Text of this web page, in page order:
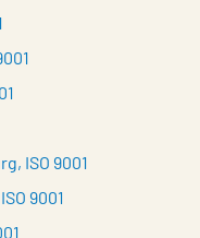
ISO 9001
9001